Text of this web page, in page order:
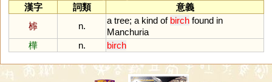
漢字
詞類
意義
㯉
n.
a tree; a kind of birch found in
Manchuria
樺
n. birch